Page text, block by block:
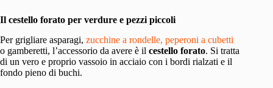
Il cestello forato per verdure e pezzi piccoli
Per grigliare asparagi, zucchine a rondelle, peperoni a cubetti
o gamberetti, l’accessorio da avere è il cestello forato. Si tratta
di un vero e proprio vassoio in acciaio con i bordi rialzati e il
fondo pieno di buchi.